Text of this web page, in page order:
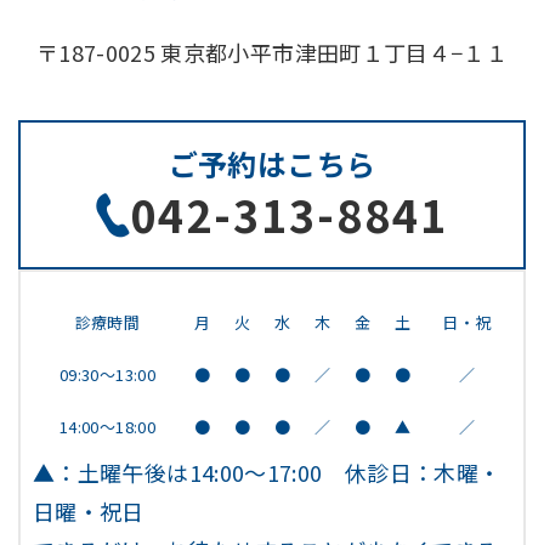
〒187-0025 東京都小平市津田町１丁目４−１１
ご予約はこちら
042-313-8841
診療時間 月 火 水 木 金 土 日・祝
09:30～13:00 ● ● ● ／ ● ● ／
14:00～18:00 ● ● ● ／ ● ▲ ／
▲：土曜午後は14:00～17:00 休診日：木曜・
日曜・祝日